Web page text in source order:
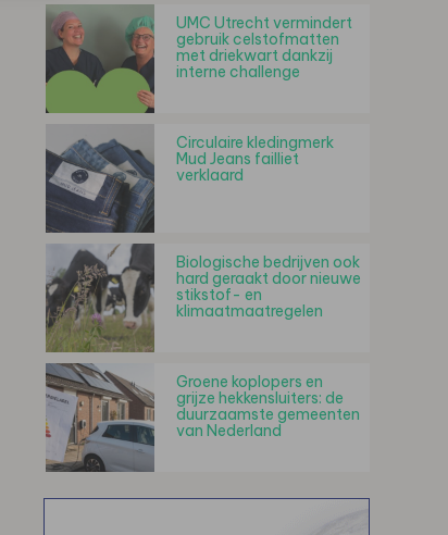
UMC Utrecht vermindert
gebruik celstofmatten
met driekwart dankzij
interne challenge
Circulaire kledingmerk
Mud Jeans failliet
verklaard
Biologische bedrijven ook
hard geraakt door nieuwe
stikstof- en
klimaatmaatregelen
Groene koplopers en
grijze hekkensluiters: de
duurzaamste gemeenten
van Nederland